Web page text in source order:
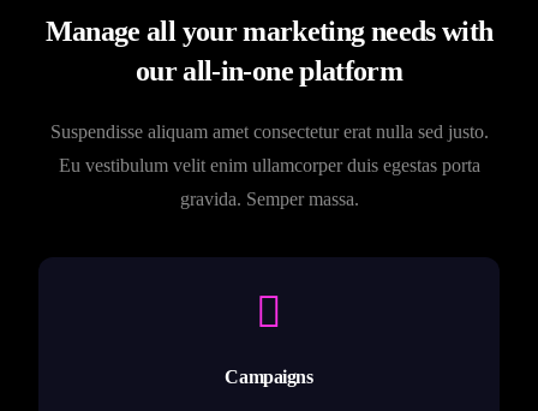
Manage all your marketing needs with
our all-in-one platform
Suspendisse aliquam amet consectetur erat nulla sed justo.
Eu vestibulum velit enim ullamcorper duis egestas porta
gravida. Semper massa.
Campaigns